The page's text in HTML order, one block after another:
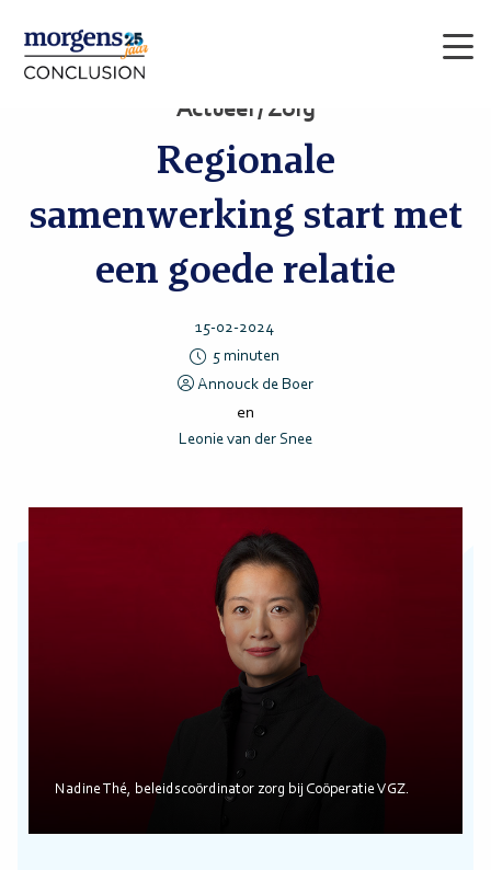
Actueel / Zorg
Regionale
samenwerking start met
een goede relatie
15-02-2024
5 minuten
Annouck de Boer
en
Leonie van der Snee
Nadine Thé, beleidscoördinator zorg bij Coöperatie VGZ.